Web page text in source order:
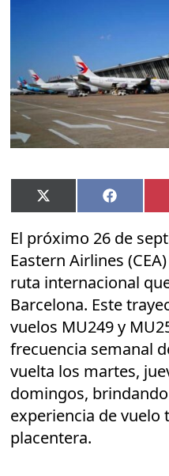
Compartir
en
X
(Twitter) en
El próximo 26 de
Eastern Airlines
ruta internacional
Barcelona. Este
vuelos MU249 y
frecuencia semanal
vuelta los martes,
domingos,
experiencia de
placentera.